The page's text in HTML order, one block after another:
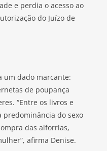
e perdia o acesso ao
do Juízo de
um dado marcante:
de poupança
“Entre os livros e
predominância do sexo
das alforrias,
afirma Denise.